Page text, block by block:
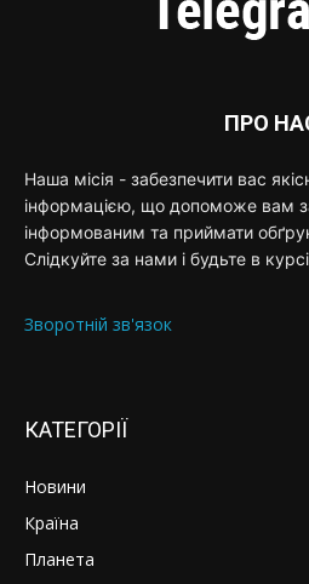
ПРО
Наша місія - забезпечити вас
інформацією, що допоможе вам
інформованим та приймати
Слідкуйте за нами і будьте в
Зворотній зв'язок
КАТЕГОРІЇ
Новини
Країна
Планета